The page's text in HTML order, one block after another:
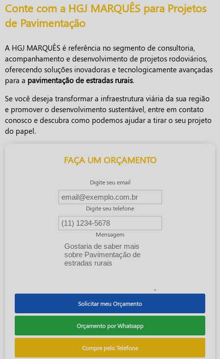
Conte com a HGJ MARQUÊS para Projetos
de Pavimentação
A HGJ MARQUÊS é referência no segmento de consultoria,
acompanhamento e desenvolvimento de projetos rodoviários,
oferecendo soluções inovadoras e tecnologicamente avançadas
para a pavimentação de estradas rurais.
Se você deseja transformar a infraestrutura viária da sua região
e promover o desenvolvimento sustentável, entre em contato
conosco e descubra como podemos ajudar a tirar o seu projeto
do papel.
FAÇA UM ORÇAMENTO
Digite seu email
Digite seu telefone
Mensagem
Solicitar meu Orçamento
Orçamento por Whatsapp
Compre pelo Telefone